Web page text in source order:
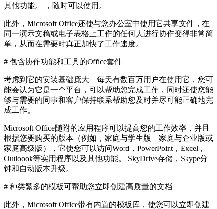
其他功能。 ，随时可以使用。
此外，Microsoft Office还使与您办公室中使用它共享文件，在
同一演示文稿或电子表格上工作的任何人进行协作变得非常简
单，从而在需要时真正加快了工作速度。
# 包含协作功能和工具的Office套件
考虑到它的安装基础庞大，每天有数百万用户在使用它，您可
能会认为它是一个平台，可以帮助您完成工作，同时还使您能
够与需要的同事和客户保持联系帮助您及时并尽可能正确地完
成工作。
Microsoft Office随附的应用程序可以提高您的工作效率，并且
根据您要购买的版本（例如，家庭与学生版，家庭与企业版或
家庭高级版），它使您可以访问Word，PowerPoint，Excel，
Outloook等实用程序以及其他功能。 SkyDrive存储，Skype分
钟和自动版本升级。
# 种类繁多的模板可帮助您立即创建高质量的文档
此外，Microsoft Office带有内置的模板库，使您可以立即创建